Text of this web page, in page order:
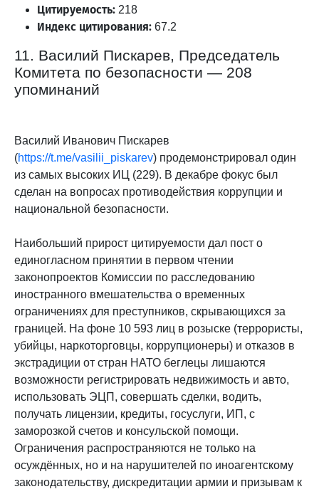
Цитируемость: 218
Индекс цитирования: 67.2
11. Василий Пискарев, Председатель
Комитета по безопасности — 208
упоминаний
Василий Иванович Пискарев
(https://t.me/vasilii_piskarev) продемонстрировал один
из самых высоких ИЦ (229). В декабре фокус был
сделан на вопросах противодействия коррупции и
национальной безопасности.
Наибольший прирост цитируемости дал пост о
единогласном принятии в первом чтении
законопроектов Комиссии по расследованию
иностранного вмешательства о временных
ограничениях для преступников, скрывающихся за
границей. На фоне 10 593 лиц в розыске (террористы,
убийцы, наркоторговцы, коррупционеры) и отказов в
экстрадиции от стран НАТО беглецы лишаются
возможности регистрировать недвижимость и авто,
использовать ЭЦП, совершать сделки, водить,
получать лицензии, кредиты, госуслуги, ИП, с
заморозкой счетов и консульской помощи.
Ограничения распространяются не только на
осуждённых, но и на нарушителей по иноагентскому
законодательству, дискредитации армии и призывам к